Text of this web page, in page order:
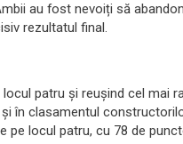
au fost nevoiți să
rezultatul final.
patru și reușind cel mai
în clasamentul
pe locul patru, cu 78 de